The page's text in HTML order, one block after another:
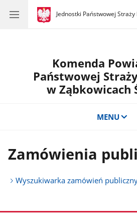
gov.pl
Jednostki Państwowej Straży
gov.pl
Jednostki
Komenda
Państwowej
w Ząbkowicach
MENU
Zamówienia
Wyszukiwarka zamówień